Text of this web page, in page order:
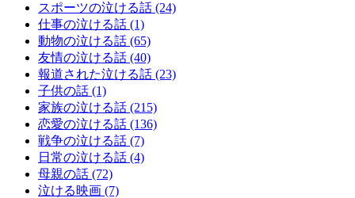
スポーツの泣ける話 (24)
仕事の泣ける話 (1)
動物の泣ける話 (65)
友情の泣ける話 (40)
報道された泣ける話 (23)
子供の話 (1)
家族の泣ける話 (215)
恋愛の泣ける話 (136)
戦争の泣ける話 (7)
日常の泣ける話 (4)
母親の話 (72)
泣ける映画 (7)